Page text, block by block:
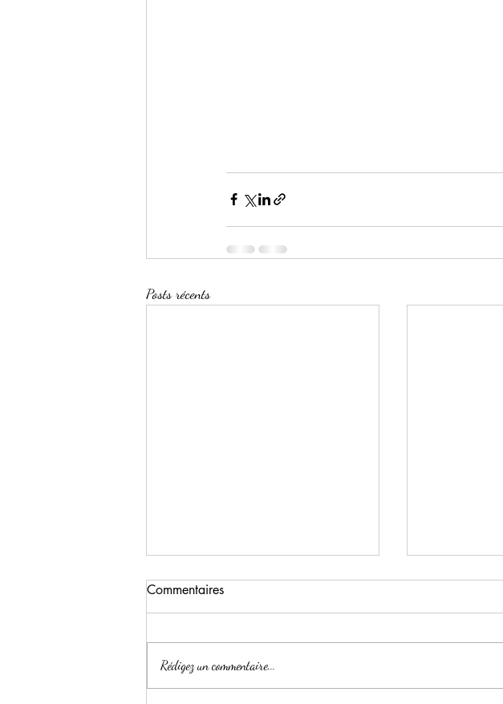
Posts récents
Commentaires
Rédigez un commentaire...